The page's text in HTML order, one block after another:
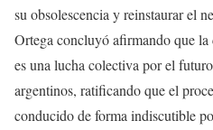
su obsolescencia y reinstaurar el
Ortega concluyó afirmando que la
es una lucha colectiva por el
argentinos, ratificando que el
conducido de forma indiscutible